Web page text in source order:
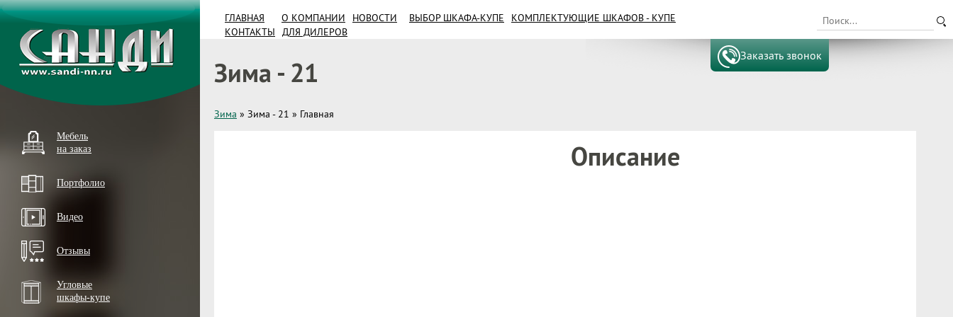
Мебель
на заказ
Портфолио
Видео
Отзывы
Угловые
шкафы-купе
ГЛАВНАЯ О КОМПАНИИ НОВОСТИ ВЫБОР ШКАФА-КУПЕ
КОМПЛЕКТУЮЩИЕ ШКАФОВ - КУПЕ
КОНТАКТЫ
ДЛЯ ДИЛЕРОВ
Заказать звонок
Зима - 21
Зима » Зима - 21 » Главная
Описание